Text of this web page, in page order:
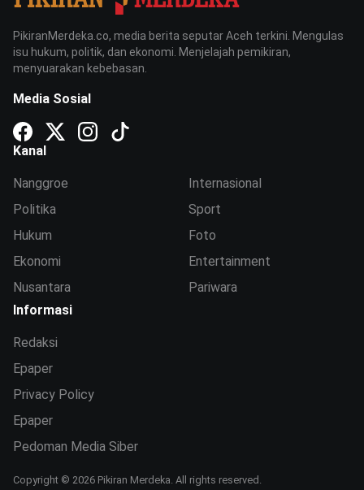
PikiranMerdeka.co, media berita seputar Aceh terkini. Mengulas
isu hukum, politik, dan ekonomi. Menjelajah pemikiran,
menyuarakan kebebasan.
Media Sosial
Kanal
Nanggroe
Politika
Hukum
Ekonomi
Nusantara
Internasional
Sport
Foto
Entertainment
Pariwara
Informasi
Redaksi
Epaper
Privacy Policy
Epaper
Pedoman Media Siber
Copyright © 2026 Pikiran Merdeka. All rights reserved.